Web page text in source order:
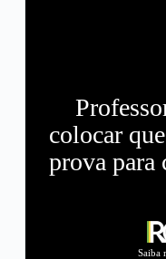
colocar
prova para
Saiba